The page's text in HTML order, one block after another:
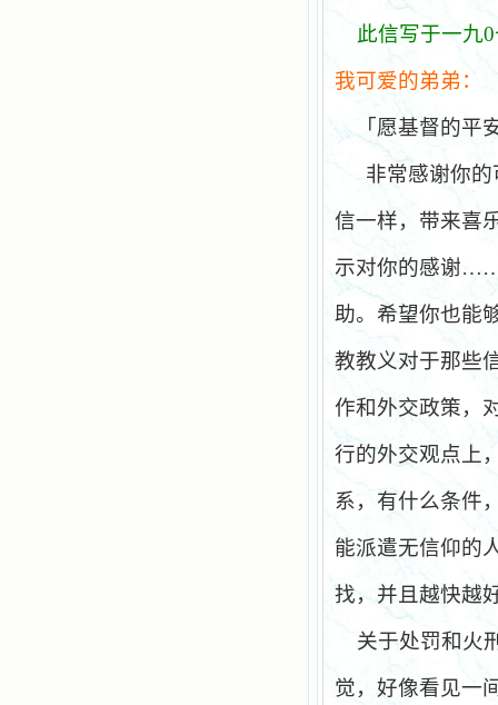
此信写于一九0
我可爱的弟弟：
「愿基督的平
非常感谢你
信一样，带来喜
示对你的感谢……
助。希望你也能
教教义对于那些
作和外交政策，
行的外交观点上
系，有什么条件
能派遣无信仰的
找，并且越快越
关于处罚和火
觉，好像看见一